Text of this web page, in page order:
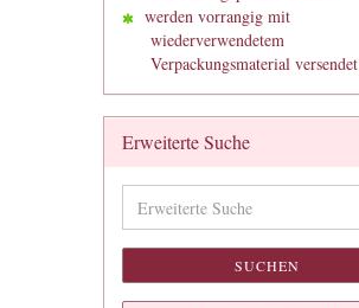
werden vorrangig mit
wiederverwendetem
Verpackungsmaterial versendet
Erweiterte Suche
Suche
SUCHEN